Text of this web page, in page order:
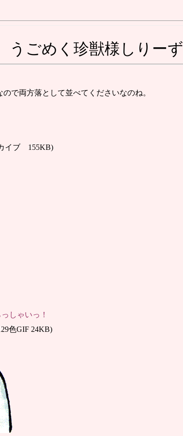
うごめく珍獣様しりーず
で両方落として並べてくださいなのね。
イブ 155KB)
しゃいっ！
色GIF 24KB)